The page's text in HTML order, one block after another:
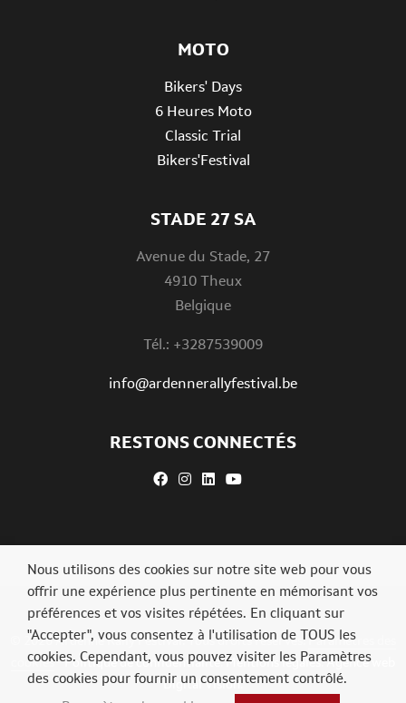
STADE 27 SA
Avenue du Stade, 27
4910 Theux
Belgique
Tél.: +3287539009
info@ardennerallyfestival.be
MOTO
Bikers' Days
6 Heures Moto
Classic Trial
Bikers'Festival
RESTONS CONNECTÉS
© 2026 Ardenne Rally Festival. Tous droits réservés.Paramètres des
cookies-Politique de confidentialité.Mentions légales.Agence web
Digital Vision.
Nous utilisons des cookies sur notre site web pour vous
offrir une expérience plus pertinente en mémorisant vos
préférences et vos visites répétées. En cliquant sur
"Accepter", vous consentez à l'utilisation de TOUS les
cookies. Cependant, vous pouvez visiter les Paramètres
des cookies pour fournir un consentement contrôlé.